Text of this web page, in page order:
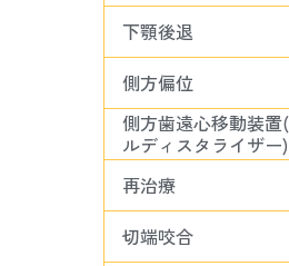
下顎後退
側方偏位
側方歯遠心移動装置
ルディスタライザー)
再治療
切端咬合